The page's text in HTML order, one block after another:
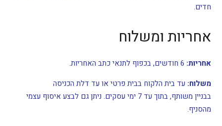
חדים.
אחריות ומשלוח
אחריות:
משלוח: עד בית הלקוח בבית פרטי או עד דלת הכניסה
בבניין משותף, בתוך עד 7 ימי עסקים. ניתן גם לבצע איסוף עצמי
מהסניף.